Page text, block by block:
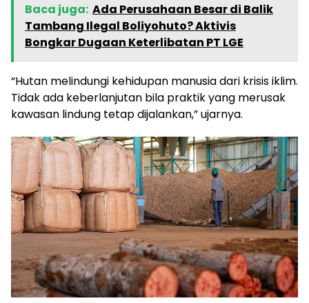
Baca juga: Ada Perusahaan Besar di Balik
Tambang Ilegal Boliyohuto? Aktivis
Bongkar Dugaan Keterlibatan PT LGE
“Hutan melindungi kehidupan manusia dari krisis iklim.
Tidak ada keberlanjutan bila praktik yang merusak
kawasan lindung tetap dijalankan,” ujarnya.